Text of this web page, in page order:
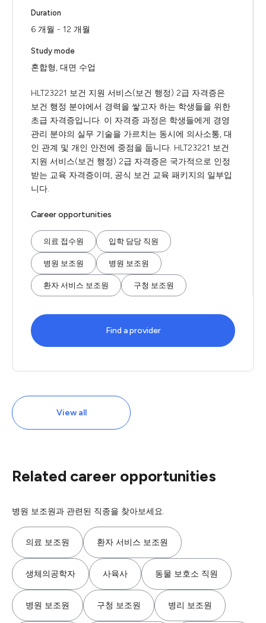
Duration
6 개월 - 12 개월
Study mode
혼합형, 대면 수업
HLT23221 보건 지원 서비스(보건 행정) 2급 자격증은
보건 행정 분야에서 경력을 쌓고자 하는 학생들을 위한
초급 자격증입니다. 이 자격증 과정은 학생들에게 경영
관리 분야의 실무 기술을 가르치는 동시에 의사소통, 대
인 관계 및 개인 안전에 중점을 둡니다. HLT23221 보건
지원 서비스(보건 행정) 2급 자격증은 국가적으로 인정
받는 교육 자격증이며, 공식 보건 교육 패키지의 일부입
니다.
Career opportunities
의료 접수원 입학 담당 직원
병원 보조원 병원 보조원
환자 서비스 보조원 구청 보조원
Find a provider
View all
Related career opportunities
병원 보조원과 관련된 직종을 찾아보세요.
의료 보조원 환자 서비스 보조원
생체의공학자 사육사 동물 보호소 직원
병원 보조원 구청 보조원 병리 보조원